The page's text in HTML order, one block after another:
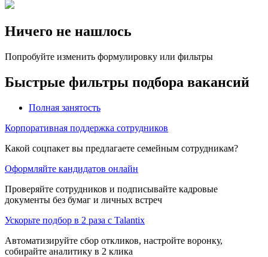
Ничего не нашлось
Попробуйте изменить формулировку или фильтры
Быстрые фильтры подбора вакансий
Полная занятость
Корпоративная поддержка сотрудников
Какой соцпакет вы предлагаете семейным сотрудникам?
Оформляйте кандидатов онлайн
Проверяйте сотрудников и подписывайте кадровые
документы без бумаг и личных встреч
Ускорьте подбор в 2 раза с Talantix
Автоматизируйте сбор откликов, настройте воронку,
собирайте аналитику в 2 клика